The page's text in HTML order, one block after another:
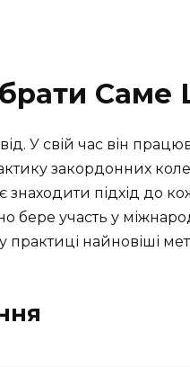
Саме
У свій час він
закордонних
знаходити підхід до
бере участь у
практиці найновіші